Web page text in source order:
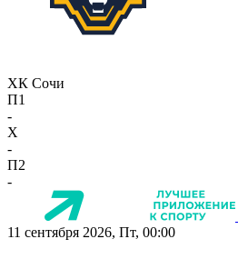
ХК Сочи
П1
-
X
-
П2
-
11 сентября 2026, Пт, 00:00